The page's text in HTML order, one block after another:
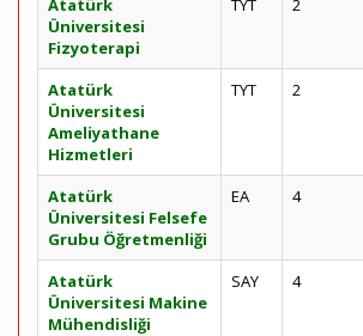
Atatürk
Üniversitesi
Fizyoterapi
TYT 2
Atatürk
Üniversitesi
Ameliyathane
Hizmetleri
TYT 2
Atatürk
Üniversitesi Felsefe
Grubu Öğretmenliği
EA 4
Atatürk
Üniversitesi Makine
Mühendisliği
SAY 4